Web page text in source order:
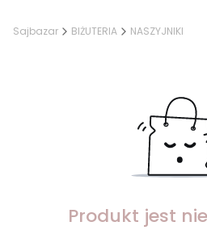
Sajbazar BIŻUTERIA NASZYJNIKI
Produkt jest